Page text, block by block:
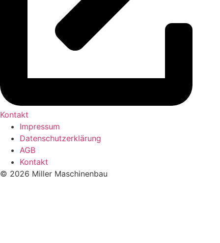
Kontakt
Impressum
Datenschutzerklärung
AGB
Kontakt
© 2026 Miller Maschinenbau